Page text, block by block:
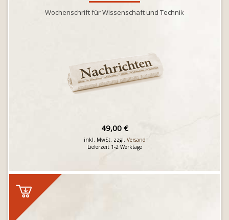
Wochenschrift für Wissenschaft und Technik
49,00 €
inkl. MwSt. zzgl. Versand
Lieferzeit 1-2 Werktage